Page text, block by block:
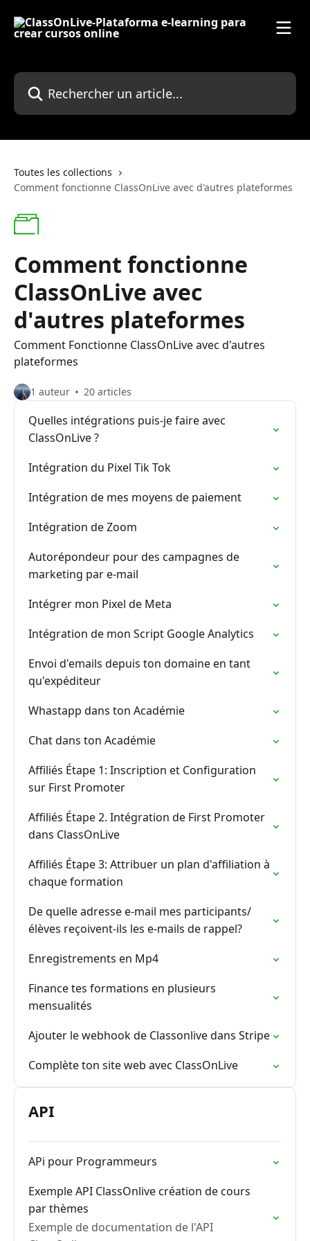
Rechercher un article...
Toutes les collections
Comment fonctionne ClassOnLive avec d'autres plateformes
Comment fonctionne
ClassOnLive avec
d'autres plateformes
Comment Fonctionne ClassOnLive avec d'autres
plateformes
1 auteur 20 articles
Quelles intégrations puis-je faire avec
ClassOnLive ?
Intégration du Pixel Tik Tok
Intégration de mes moyens de paiement
Intégration de Zoom
Autorépondeur pour des campagnes de
marketing par e-mail
Intégrer mon Pixel de Meta
Intégration de mon Script Google Analytics
Envoi d'emails depuis ton domaine en tant
qu'expéditeur
Whastapp dans ton Académie
Chat dans ton Académie
Affiliés Étape 1: Inscription et Configuration
sur First Promoter
Affiliés Étape 2. Intégration de First Promoter
dans ClassOnLive
Affiliés Étape 3: Attribuer un plan d'affiliation à
chaque formation
De quelle adresse e-mail mes participants/
élèves reçoivent-ils les e-mails de rappel?
Enregistrements en Mp4
Finance tes formations en plusieurs
mensualités
Ajouter le webhook de Classonlive dans Stripe
Complète ton site web avec ClassOnLive
API
APi pour Programmeurs
Exemple API ClassOnlive création de cours
par thèmes
Exemple de documentation de l'API